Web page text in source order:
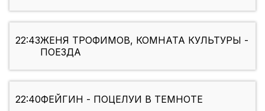
22:43ЖЕНЯ ТРОФИМОВ, КОМНАТА КУЛЬТУРЫ -
ПОЕЗДА
22:40ФЕЙГИН - ПОЦЕЛУИ В ТЕМНОТЕ